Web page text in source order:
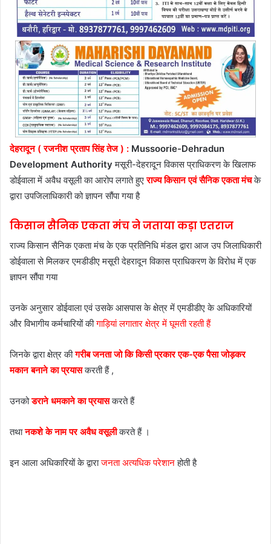
देहरादून ( रजनीश प्रताप सिंह तेज ) : Mussoorie-Dehradun
Development Authorityमसूरी-देहरादून विकास प्राधिकरण के खिलाफ
डोईवाला में अवैध वसूली का आरोप लगाते हुएराज्य किसान एवं सैनिक एकता मंच के
द्वारा उपजिलाधिकारी को ज्ञापन सौंपा गया है
किसान सैनिक एकता मंच ने जताया कड़ा एतराज
राज्य किसान सैनिक एकता मंच के एक प्रतिनिधि मंडल द्वारा आज उप जिलाधिकारी
डोईवाला से मिलकर एमडीडीए मसूरी देहरादून विकास प्राधिकरण के विरोध में एक
ज्ञापन सौंपा गया
उनके अनुसार डोईवाला एवं उसके आसपास के क्षेत्र में एमडीडीए के अधिकारियों
और विभागीय कर्मचारियों कीगाड़ियां लगातार क्षेत्र में घूमती रहती हैं
जिनके द्वारा क्षेत्र कीगरीब जनता जो कि किसी प्रकार एक-एक पैसा जोड़कर
मकान बनाने का प्रयास करती हैं ,
उनकोडराने धमकाने का प्रयास करते हैं
तथानकशे के नाम पर अवैध वसूलीकरते हैं ।
इन आला अधिकारियों के द्वाराजनता अत्यधिक परेशानहोती है